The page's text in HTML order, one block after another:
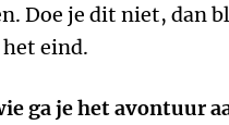
Doe je dit niet, dan
eind.
ga je het avontuur